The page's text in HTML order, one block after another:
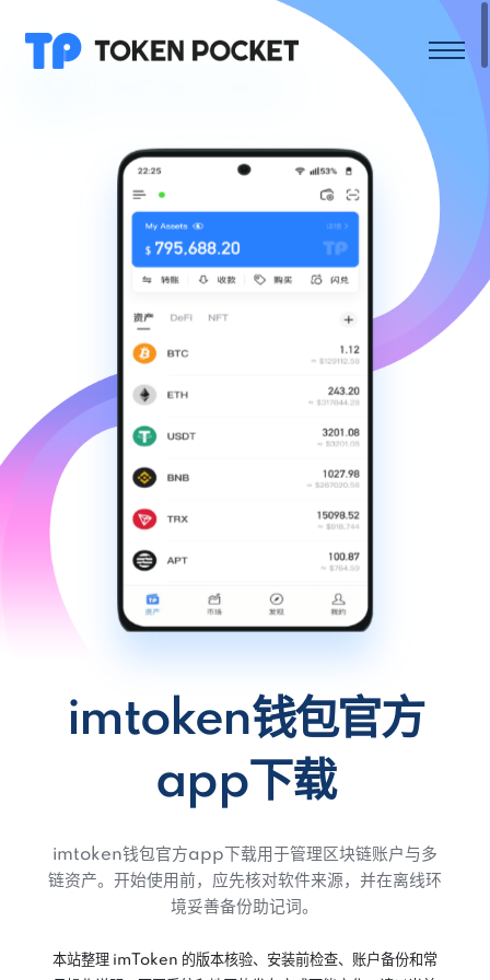
imtoken钱包官方
app下载
imtoken钱包官方app下载用于管理区块链账户与多
链资产。开始使用前，应先核对软件来源，并在离线环
境妥善备份助记词。
本站整理 imToken 的版本核验、安装前检查、账户备份和常